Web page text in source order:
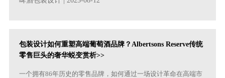
包装设计如何重塑高端葡萄酒品牌？Albertsons Reserve传统
零售巨头的奢华蜕变赏析>>
一个拥有86年历史的零售品牌，如何通过一场设计革命在高端市